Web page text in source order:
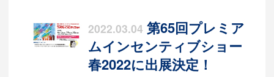
2022.03.04 第65回プレミア
ムインセンティブショー
春2022に出展決定！